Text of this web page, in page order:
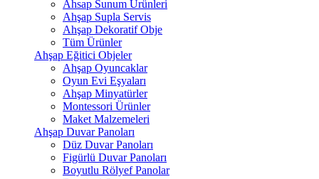
Ahsap Sunum Ürünleri
Ahşap Supla Servis
Ahşap Dekoratif Obje
Tüm Ürünler
Ahşap Eğitici Objeler
Ahşap Oyuncaklar
Oyun Evi Eşyaları
Ahşap Minyatürler
Montessori Ürünler
Maket Malzemeleri
Ahşap Duvar Panoları
Düz Duvar Panoları
Figürlü Duvar Panoları
Boyutlu Rölyef Panolar